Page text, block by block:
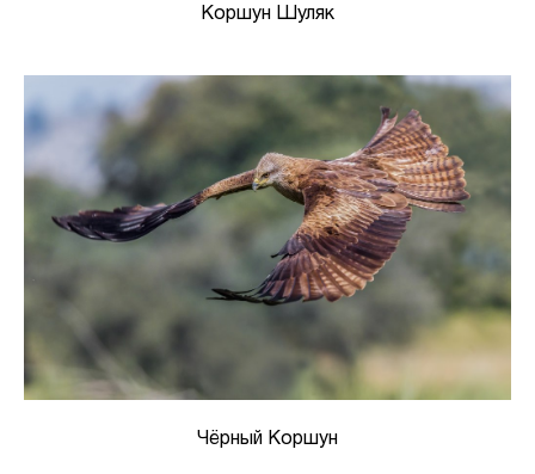
Коршун Шуляк
Чёрный Коршун